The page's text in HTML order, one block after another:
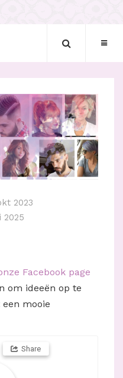
2023
2025
Facebook page
om ideeën op te
mooie
Share